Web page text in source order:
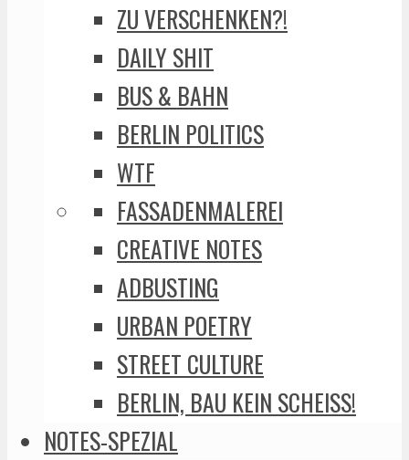
ZU VERSCHENKEN?!
DAILY SHIT
BUS & BAHN
BERLIN POLITICS
WTF
FASSADENMALEREI
CREATIVE NOTES
ADBUSTING
URBAN POETRY
STREET CULTURE
BERLIN, BAU KEIN SCHEISS!
NOTES-SPEZIAL